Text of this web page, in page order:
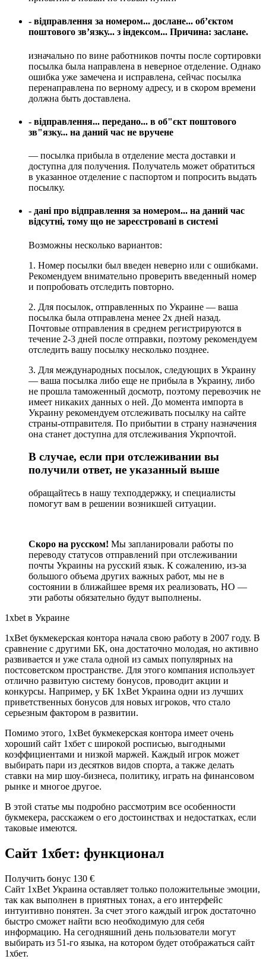
- відправлення за номером... дослане... об’єктом
поштового зв’язку... з індексом... Причина: заслане.
изначально по вине работников почты после сортировки
посылка была направлена в неверное отделение. Однако
ошибка уже замечена и исправлена, сейчас посылка
перенаправлена по верному адресу, и в скором времени
должна быть доставлена.
- відправлення... передано... в об"єкт поштового
зв"язку... на даний час не вручене
— посылка прибыла в отделение места доставки и
доступна для получения. Получатель может обратиться
в указанное отделение с паспортом и попросить выдать
посылку.
- дані про відправлення за номером... на даний час
відсутні, тому що не зареєстровані в системі
Возможны несколько вариантов:
1. Номер посылки был введен неверно или с ошибками.
Рекомендуем внимательно проверить введенный номер
и попробовать отследить повторно.
2. Для посылок, отправленных по Украине — ваша
посылка была отправлена менее 2х дней назад.
Почтовые отправления в среднем регистрируются в
течение 2-3 дней после отправки, поэтому рекомендуем
отследить вашу посылку несколько позднее.
3. Для международных посылок, следующих в Украину
— ваша посылка либо еще не прибыла в Украину, либо
не прошла таможенный досмотр, поэтому перевозчик не
имеет никаких данных о ней. До момента импорта в
Украину рекомендуем отслеживать посылку на сайте
страны-отправителя. По прибытии в страну назначения
она станет доступна для отслеживания Укрпочтой.
В случае, если при отслеживании вы
получили ответ, не указанный выше
обращайтесь в нашу техподдержку, и специалисты
помогут вам в решении возникшей ситуации.
Скоро на русском! Мы запланировали работы по
переводу статусов отправлений при отслеживании
почты Украины на русский язык. К сожалению, из-за
большого объема других важных работ, мы не в
состоянии в ближайшее время их реализовать, НО —
эти работы обязательно будут выполнены.
1xbet в Украине
1xBet букмекерская контора начала свою работу в 2007 году. В
сравнение с другими БК, она достаточно молодая, но активно
развивается и уже стала одной из самых популярных на
постсоветском пространстве. Для этого компания использует
отлично развитую систему бонусов, проводит акции и
конкурсы. Например, у БК 1xBet Украина одни из лучших
приветственных бонусов для новых игроков, что стало
серьезным фактором в развитии.
Помимо этого, 1xBet букмекерская контора имеет очень
хороший сайт 1хбет с широкой росписью, выгодными
коэффициентами и низкой маржей. Каждый игрок может
выбирать пари из десятков видов спорта, а также делать
ставки на мир шоу-бизнеса, политику, играть на финансовом
рынке и многое другое.
В этой статье мы подробно рассмотрим все особенности
букмекера, расскажем о его достоинствах и недостатках, если
таковые имеются.
Сайт 1хбет: функционал
Получить бонус 130 €
Сайт 1xBet Украина оставляет только положительные эмоции,
так как выполнен в приятных тонах, а его интерфейс
интуитивно понятен. За счет этого каждый игрок достаточно
быстро сможет найти всю необходимую для себя
информацию. На сегодняшний день пользователи могут
выбирать из 51-го языка, на котором будет отображаться сайт
1хбет.